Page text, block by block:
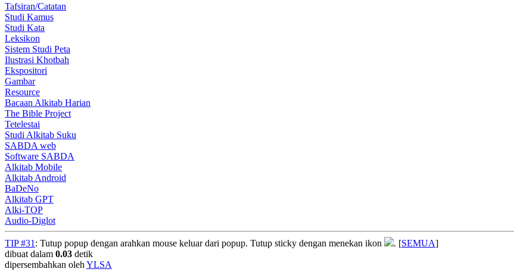
Tafsiran/Catatan
Studi Kamus
Studi Kata
Leksikon
Sistem Studi Peta
Ilustrasi Khotbah
Ekspositori
Gambar
Resource
Bacaan Alkitab Harian
The Bible Project
Tetelestai
Studi Alkitab Suku
SABDA web
Software SABDA
Alkitab Mobile
Alkitab Android
BaDeNo
Alkitab GPT
Alki-TOP
Audio-Diglot
TIP #31 : Tutup popup dengan arahkan mouse keluar dari popup. Tutup sticky dengan menekan ikon . [SEMUA]
dibuat dalam 0.03 detik
dipersembahkan oleh YLSA